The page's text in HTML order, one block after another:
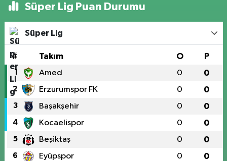
Süper Lig Puan Durumu
Süper Lig
# Takım O P
1 Amed 0 0
2 Erzurumspor FK 0 0
3 Başakşehir 0 0
4 Kocaelispor 0 0
5 Beşiktaş 0 0
6 Eyüpspor 0 0